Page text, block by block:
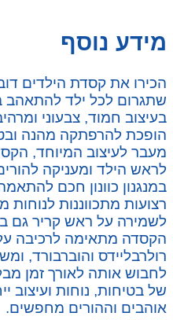
מידע נוסף
הכירו את קסדת הילדים
שתגרום לכל ילד להתאהב
בעיצוב חמוד, צבעוני
הופכת להרפתקה מהנה
מעבר לעיצוב המיוחד,
לראש הילד ומעניקה
במנגנון כוונון חכם
רצועות מתכווננות לנוחות
לשמירה על ראש קריר גם
הקסדה מתאימה לרכיבה על
רולרבליידס והוברבורד,
לחבוש אותה לאורך זמן
של בטיחות, נוחות ועיצוב
אוהבים וההורים מחפשים.